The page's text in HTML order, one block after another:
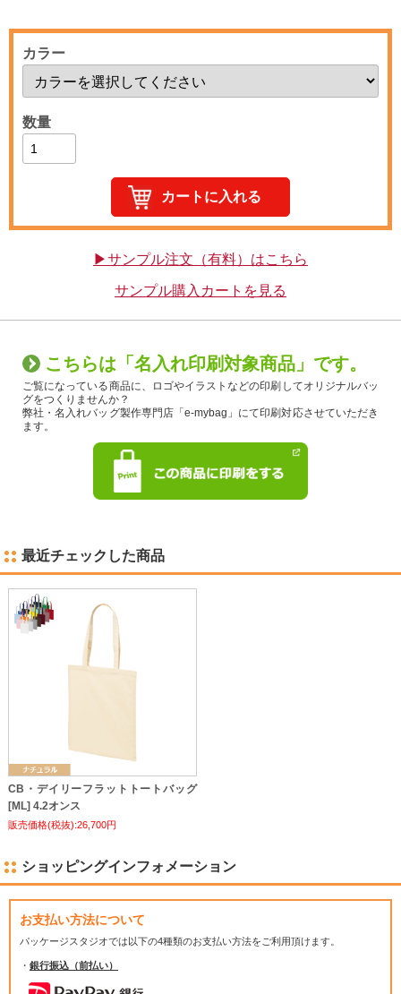
カラー
数量
▶サンプル注文（有料）はこちら
サンプル購入カートを見る
こちらは「名入れ印刷対象商品」です。
ご覧になっている商品に、ロゴやイラストなどの印刷してオリジナルバッ
グをつくりませんか？
弊社・名入れバッグ製作専門店「e-mybag」にて印刷対応させていただき
ます。
最近チェックした商品
CB・デイリーフラットトートバッグ
[ML] 4.2オンス
販売価格(税抜):26,700円
ショッピングインフォメーション
お支払い方法について
パッケージスタジオでは以下の4種類のお支払い方法をご利用頂けます。
・ 銀行振込（前払い）